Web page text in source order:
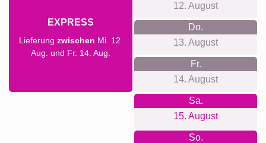
EXPRESS
Lieferung zwischen Mi. 12.
Aug. und Fr. 14. Aug.
12. August
Do.
13. August
Fr.
14. August
Sa.
15. August
So.